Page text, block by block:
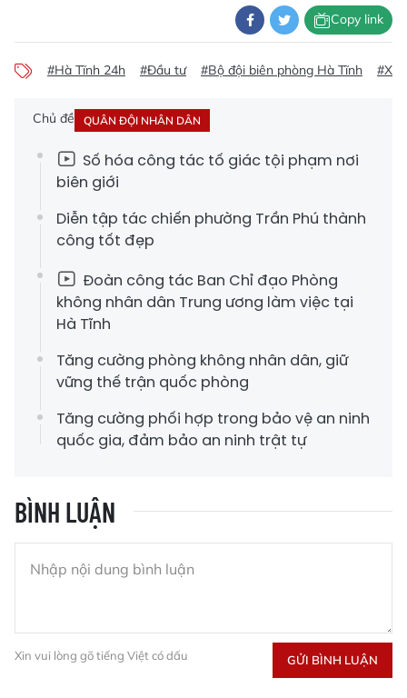
Copy link
#Hà Tĩnh 24h #Đầu tư #Bộ đội biên phòng Hà Tĩnh
Chủ đề QUÂN ĐỘI NHÂN DÂN
Số hóa công tác tố giác tội phạm nơi
biên giới
Diễn tập tác chiến phường Trần Phú thành
công tốt đẹp
Đoàn công tác Ban Chỉ đạo Phòng
không nhân dân Trung ương làm việc tại
Hà Tĩnh
Tăng cường phòng không nhân dân, giữ
vững thế trận quốc phòng
Tăng cường phối hợp trong bảo vệ an ninh
quốc gia, đảm bảo an ninh trật tự
BÌNH LUẬN
Xin vui lòng gõ tiếng Việt có dấu GỬI BÌNH LUẬN